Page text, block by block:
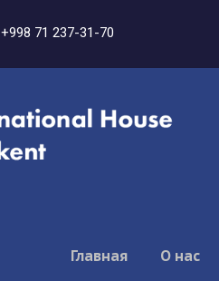
+998 71 237-31-70
Главная О нас